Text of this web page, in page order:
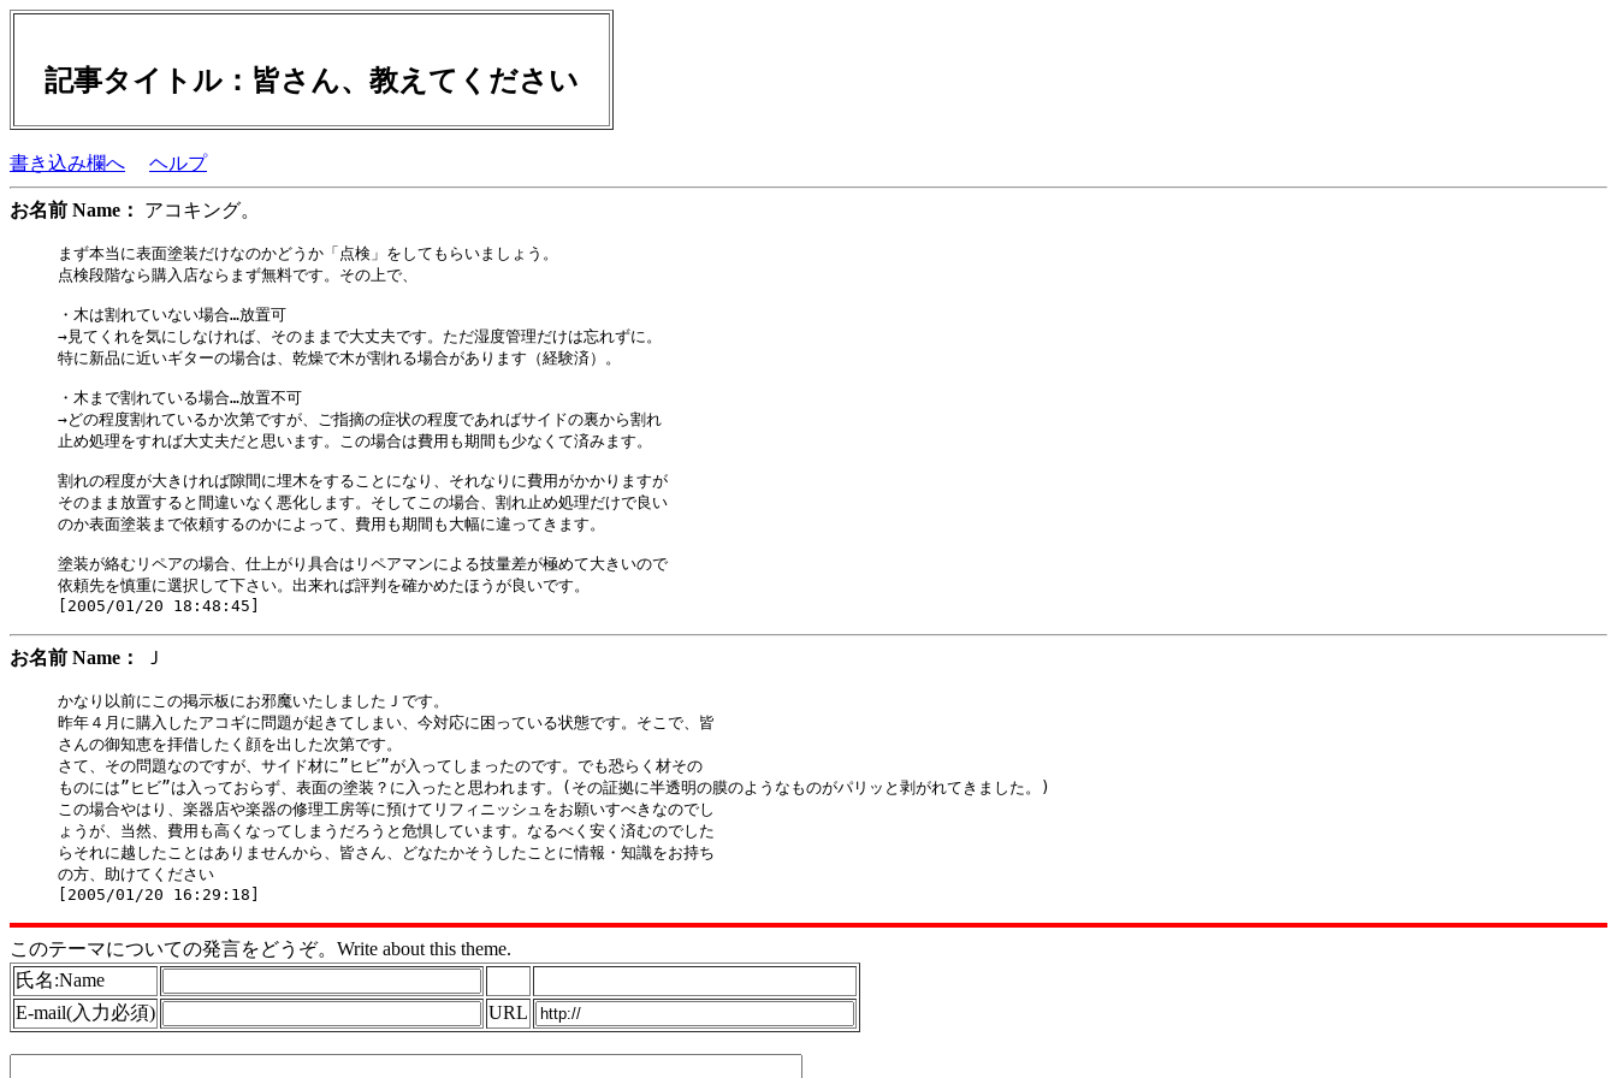
記事タイトル：皆さん、教えてください
書き込み欄へ ヘルプ
お名前 Name： アコキング。
まず本当に表面塗装だけなのかどうか「点検」をしてもらいましょう。
点検段階なら購入店ならまず無料です。その上で、
・木は割れていない場合…放置可
→見てくれを気にしなければ、そのままで大丈夫です。ただ湿度管理だけは忘れずに。
特に新品に近いギターの場合は、乾燥で木が割れる場合があります（経験済）。
・木まで割れている場合…放置不可
→どの程度割れているか次第ですが、ご指摘の症状の程度であればサイドの裏から割れ
止め処理をすれば大丈夫だと思います。この場合は費用も期間も少なくて済みます。
割れの程度が大きければ隙間に埋木をすることになり、それなりに費用がかかりますが
そのまま放置すると間違いなく悪化します。そしてこの場合、割れ止め処理だけで良い
のか表面塗装まで依頼するのかによって、費用も期間も大幅に違ってきます。
塗装が絡むリペアの場合、仕上がり具合はリペアマンによる技量差が極めて大きいので
依頼先を慎重に選択して下さい。出来れば評判を確かめたほうが良いです。
お名前 Name： Ｊ
かなり以前にこの掲示板にお邪魔いたしましたＪです。
昨年４月に購入したアコギに問題が起きてしまい、今対応に困っている状態です。そこで、皆
さんの御知恵を拝借したく顔を出した次第です。
さて、その問題なのですが、サイド材に”ヒビ”が入ってしまったのです。でも恐らく材その
ものには”ヒビ”は入っておらず、表面の塗装？に入ったと思われます。(その証拠に半透明の膜のようなものがパリッと剥がれてきました。)
この場合やはり、楽器店や楽器の修理工房等に預けてリフィニッシュをお願いすべきなのでし
ょうが、当然、費用も高くなってしまうだろうと危惧しています。なるべく安く済むのでした
らそれに越したことはありませんから、皆さん、どなたかそうしたことに情報・知識をお持ち
の方、助けてください
このテーマについての発言をどうぞ。Write about this theme.
氏名:Name
E-mail(入力必須)
URL